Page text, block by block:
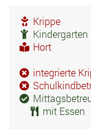
Krippe
Kindergarten
Hort
integrierte
mit Essen